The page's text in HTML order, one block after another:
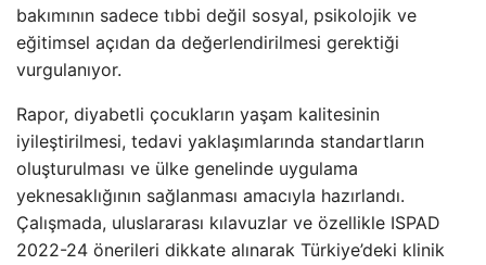
bakımının sadece tıbbi değil sosyal, psikolojik ve
eğitimsel açıdan da değerlendirilmesi gerektiği
vurgulanıyor.
Rapor, diyabetli çocukların yaşam kalitesinin
iyileştirilmesi, tedavi yaklaşımlarında standartların
oluşturulması ve ülke genelinde uygulama
yeknesaklığının sağlanması amacıyla hazırlandı.
Çalışmada, uluslararası kılavuzlar ve özellikle ISPAD
2022-24 önerileri dikkate alınarak Türkiye’deki klinik